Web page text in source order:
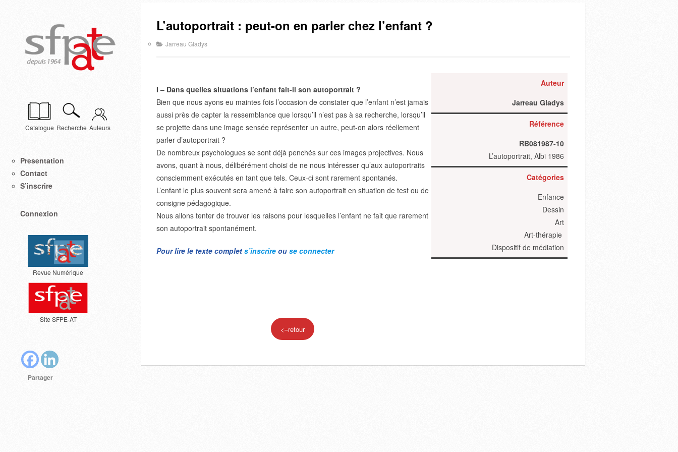
Catalogue Recherche Auteurs
Presentation
Contact
S’inscrire
Connexion
Revue Numérique
Site SFPE-AT
Partager
L’autoportrait : peut-on en parler chez l’enfant ?
Jarreau Gladys
I – Dans quelles situations l’enfant fait-il son autoportrait ?
Bien que nous ayons eu maintes fois l’occasion de constater que l’enfant n’est jamais
aussi près de capter la ressemblance que lorsqu’il n’est pas à sa recherche, lorsqu’il
se projette dans une image sensée représenter un autre, peut-on alors réellement
parler d’autoportrait ?
De nombreux psychologues se sont déjà penchés sur ces images projectives. Nous
avons, quant à nous, délibérément choisi de ne nous intéresser qu’aux autoportraits
consciemment exécutés en tant que tels. Ceux-ci sont rarement spontanés.
L’enfant le plus souvent sera amené à faire son autoportrait en situation de test ou de
consigne pédagogique.
Nous allons tenter de trouver les raisons pour lesquelles l’enfant ne fait que rarement
son autoportrait spontanément.
Pour lire le texte complet s’inscrire ou se connecter
<–retour
Auteur
Jarreau Gladys
Référence
RB081987-10
L’autoportrait, Albi 1986
Catégories
Enfance
Dessin
Art
Art-thérapie
Dispositif de médiation